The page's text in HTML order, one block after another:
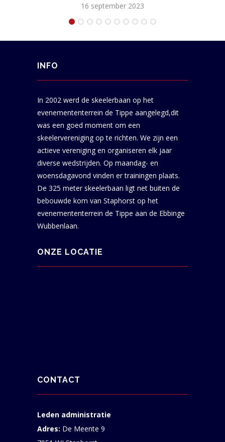
16 september 2023
INFO
In 2002 werd de skeelerbaan op het
evenemententerrein de Tippe aangelegd,dit
was een goed moment om een
skeelervereniging op te richten. We zijn een
actieve vereniging en organiseren elk jaar
diverse wedstrijden. Op maandag- en
woensdagavond vinden er trainingen plaats.
De 325 meter skeelerbaan ligt net buiten de
bebouwde kom van Staphorst op het
evenemententerrein de Tippe aan de Ebbinge
Wubbenlaan.
ONZE LOCATIE
CONTACT
Leden administratie
Adres: De Meente 9